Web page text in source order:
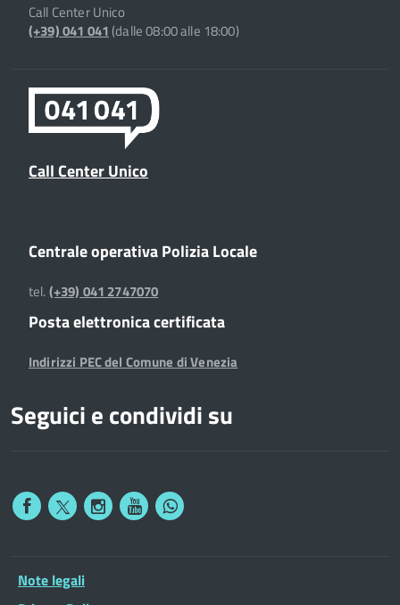
Call Center Unico
(+39) 041 041(dalle 08:00 alle 18:00)
Call Center Unico
Centrale operativa Polizia Locale
tel.(+39) 041 2747070
Posta elettronica certificata
Indirizzi PEC del Comune di Venezia
Seguici e condividi su
Note legali